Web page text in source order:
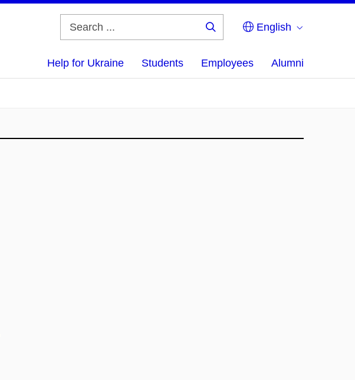
English
Help for Ukraine Students Employees Alumni